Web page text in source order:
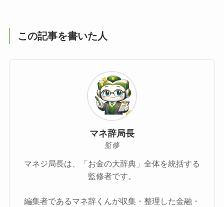
この記事を書いた人
マネ辞局長
監修
マネジ局長は、「お金の大辞典」全体を統括する
監修者です。
編集者であるマネ辞くんが収集・整理した金融・